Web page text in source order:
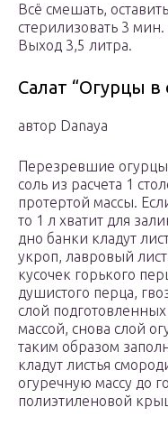
Всё смешать,
стерилизовать 3
Выход 3,5 литра.
Салат “Огурцы в
автор Danaya
Перезревшие
соль из расчета 1
протертой массы.
то 1 л хватит для
дно банки кладут
укроп, лавровый
кусочек горького
душистого перца,
слой
массой, снова слой
таким образом
кладут листья
огуречную массу до
полиэтиленовой